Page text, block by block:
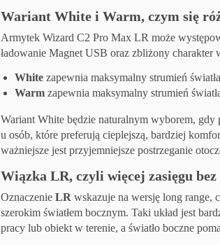
Wariant White i Warm, czym się
Armytek Wizard C2 Pro Max LR może
ładowanie Magnet USB oraz zbliżony
White zapewnia maksymalny strumień
Warm zapewnia maksymalny strumień
Wariant White będzie naturalnym wyborem, gdy
u osób, które preferują cieplejszą, bardziej
ważniejsze jest przyjemniejsze postrzeganie
Wiązka LR, czyli więcej zasięgu
Oznaczenie LR wskazuje na wersję long range,
szerokim światłem bocznym. Taki układ jest
pracy lub obiekt w terenie, a światło boczne